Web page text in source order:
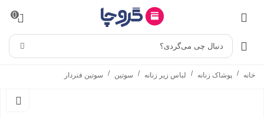
0
دنبال چی می‌گردی؟
خانه / پوشاک زنانه / لباس زیر زنانه / سوتین / سوتین فنردار